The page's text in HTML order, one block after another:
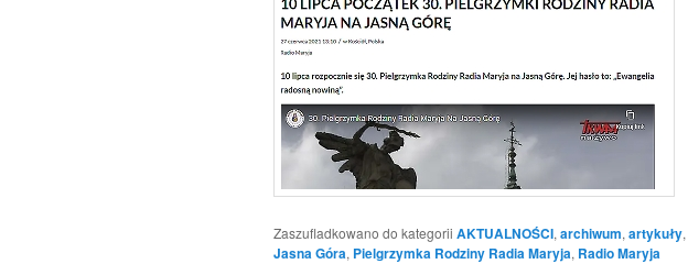
Zaszufladkowano do kategorii AKTUALNOŚCI, archiwum, artykuły,
Jasna Góra, Pielgrzymka Rodziny Radia Maryja, Radio Maryja